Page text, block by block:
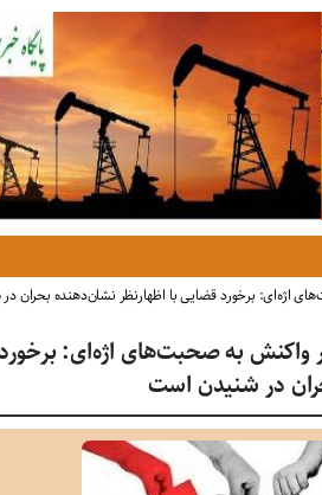
اژه‌ای: برخورد قضایی با اظهارنظر نشان‌دهنده بحران
به صحبت‌های اژه‌ای: برخورد
در شنیدن است